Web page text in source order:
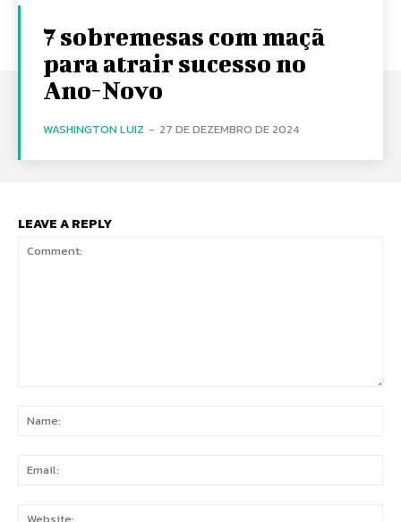
7 sobremesas com maçã
para atrair sucesso no
Ano-Novo
WASHINGTON LUIZ - 27 DE DEZEMBRO DE 2024
LEAVE A REPLY